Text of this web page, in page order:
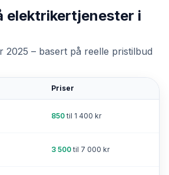
elektrikertjenester i
2025 – basert på reelle pristilbud
Priser
850 til 1 400 kr
3 500 til 7 000 kr